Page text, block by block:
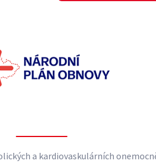
a kardiovaskulárních